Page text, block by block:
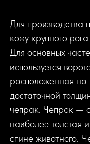
Для производства
кожу крупного
Для основных
используется
расположенная на
достаточной
чепрак. Чепрак —
наиболее толстая
спине животного.